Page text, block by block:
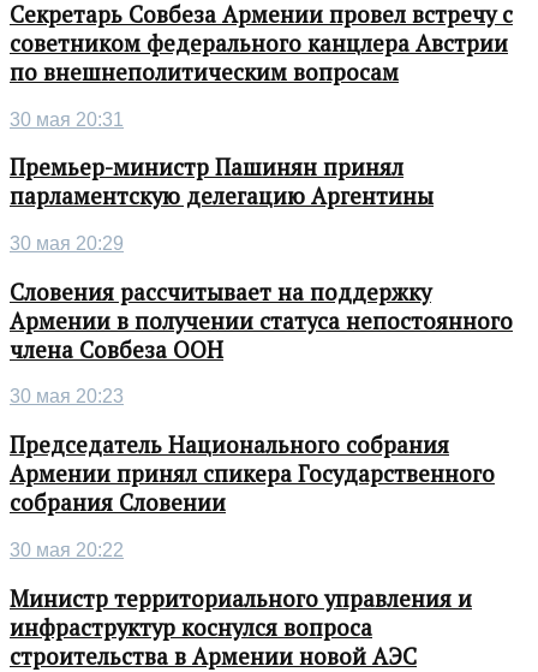
Секретарь Совбеза Армении провел встречу с
советником федерального канцлера Австрии
по внешнеполитическим вопросам
30 мая 20:31
Премьер-министр Пашинян принял
парламентскую делегацию Аргентины
30 мая 20:29
Словения рассчитывает на поддержку
Армении в получении статуса непостоянного
члена Совбеза ООН
30 мая 20:23
Председатель Национального собрания
Армении принял спикера Государственного
собрания Словении
30 мая 20:22
Министр территориального управления и
инфраструктур коснулся вопроса
строительства в Армении новой АЭС